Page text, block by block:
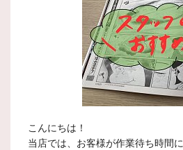
こんにちは！
当店では、お客様が作業待ち時間に